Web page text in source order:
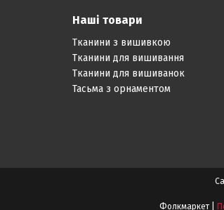
Наші товари
Тканини з вишивкою
Тканини для вишивання
Тканини для вишиванок
Тасьма з орнаментом